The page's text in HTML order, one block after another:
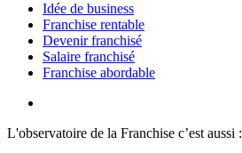
Idée de business
Franchise rentable
Devenir franchisé
Salaire franchisé
Franchise abordable
L'observatoire de la Franchise c’est aussi :